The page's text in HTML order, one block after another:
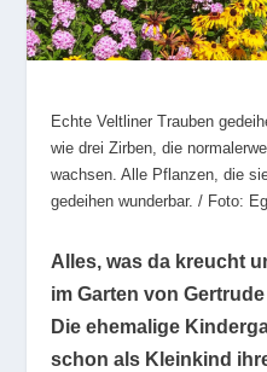
Echte Veltliner Trauben
wie drei Zirben, die
wachsen. Alle Pflanzen, die
gedeihen wunderbar. / Foto:
Alles, was da kreucht
im Garten von
Die ehemalige
schon als Kleinkind